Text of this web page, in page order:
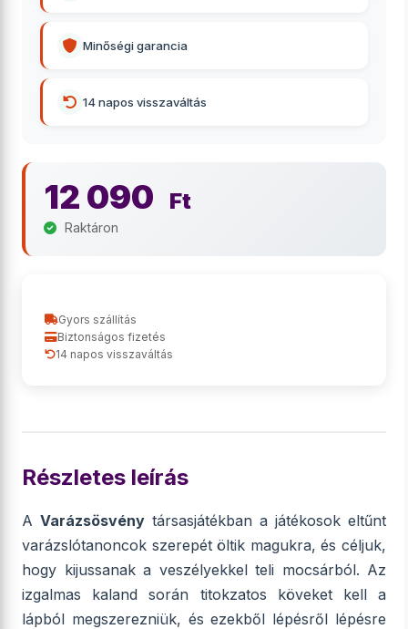
Minőségi garancia
14 napos visszaváltás
12 090 Ft
Raktáron
Gyors szállítás
Biztonságos fizetés
14 napos visszaváltás
Részletes leírás
A Varázsösvény társasjátékban a játékosok eltűnt
varázslótanoncok szerepét öltik magukra, és céljuk,
hogy kijussanak a veszélyekkel teli mocsárból. Az
izgalmas kaland során titokzatos köveket kell a
lápból megszerezniük, és ezekből lépésről lépésre